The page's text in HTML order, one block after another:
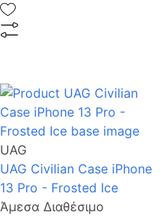
UAG
UAG Civilian Case iPhone
13 Pro - Frosted Ice
Άμεσα Διαθέσιμο